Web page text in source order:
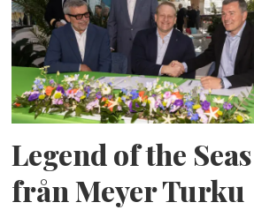
Legend of the
från Meyer Turku